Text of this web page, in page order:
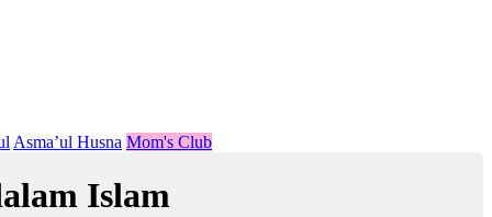
Asma’ul Husna Mom's Club
Islam